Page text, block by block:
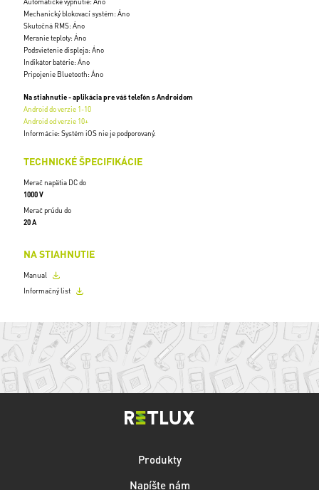
Mechanický blokovací systém: Áno
Skutočná RMS: Áno
Meranie teploty: Áno
Podsvietenie displeja: Áno
Indikátor batérie: Áno
Pripojenie Bluetooth: Áno
Na stiahnutie - aplikácia pre váš telefón s Androidom
Android do verzie 1-10
Android od verzie 10+
Informácie: Systém iOS nie je podporovaný.
TECHNICKÉ ŠPECIFIKÁCIE
Merač napätia DC do
1000 V
Merač prúdu do
20 A
NA STIAHNUTIE
Manual
Informačný list
Produkty
Napíšte nám